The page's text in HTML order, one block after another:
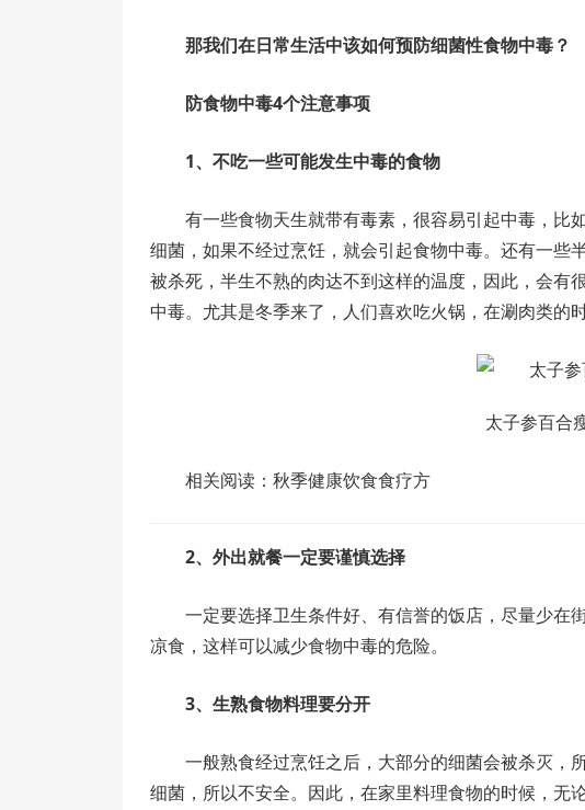
那我们在日常生活中该如何预防细菌性食物中毒？
防食物中毒4个注意事项
1、不吃一些可能发生中毒的食物
有一些食物天生就带有毒素，很容易引起中毒，比
细菌，如果不经过烹饪，就会引起食物中毒。还有一些
被杀死，半生不熟的肉达不到这样的温度，因此，会有
中毒。尤其是冬季来了，人们喜欢吃火锅，在涮肉类的
太子参百合
相关阅读：秋季健康饮食食疗方
2、外出就餐一定要谨慎选择
一定要选择卫生条件好、有信誉的饭店，尽量少在
凉食，这样可以减少食物中毒的危险。
3、生熟食物料理要分开
一般熟食经过烹饪之后，大部分的细菌会被杀灭，
细菌，所以不安全。因此，在家里料理食物的时候，无